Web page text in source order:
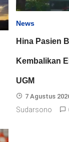
News
Hina Pasien
Kembalikan
UGM
7 Agustus
Sudarsono